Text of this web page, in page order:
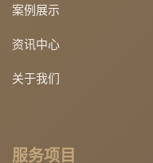
案例展示
资讯中心
关于我们
服务项目